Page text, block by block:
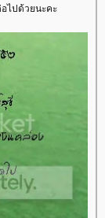
ไปด้วยนะคะ